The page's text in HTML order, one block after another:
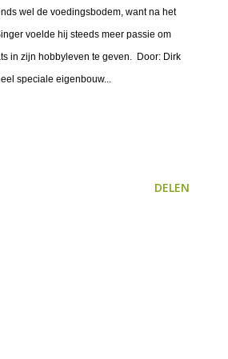
wel de voedingsbodem, want na het
voelde hij steeds meer passie om
in zijn hobbyleven te geven. Door: Dirk
speciale eigenbouw...
DELEN